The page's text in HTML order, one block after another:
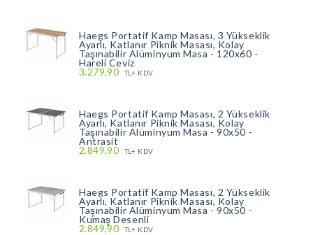
Haegs Portatif Kamp Masası, 3 Yükseklik
Ayarlı, Katlanır Piknik Masası, Kolay
Taşınabilir Alüminyum Masa - 120x60 -
Hareli Ceviz
3.279,90 TL+ KDV
Haegs Portatif Kamp Masası, 2 Yükseklik
Ayarlı, Katlanır Piknik Masası, Kolay
Taşınabilir Alüminyum Masa - 90x50 -
Antrasit
2.849,90 TL+ KDV
Haegs Portatif Kamp Masası, 2 Yükseklik
Ayarlı, Katlanır Piknik Masası, Kolay
Taşınabilir Alüminyum Masa - 90x50 -
Kumaş Desenli
2.849,90 TL+ KDV